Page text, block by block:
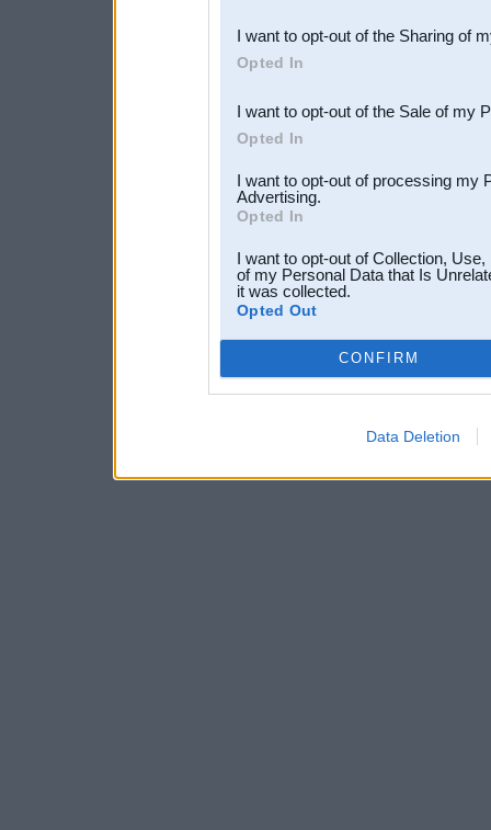
Downstream Participants
third parties.
I want to opt-out of the Sharing of
Opted In
I want to opt-out of the Sale of my
Opted In
I want to opt-out of processing my
Advertising.
Opted In
I want to opt-out of Collection,
of my Personal Data that Is
it was collected.
Opted Out
CONFIRM
Data Deletion